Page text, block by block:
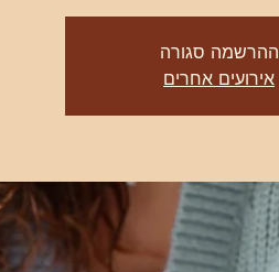
ההרשמה סגורה
אירועים אחרים